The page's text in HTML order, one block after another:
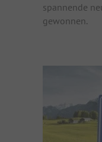
spannende
gewonnen.